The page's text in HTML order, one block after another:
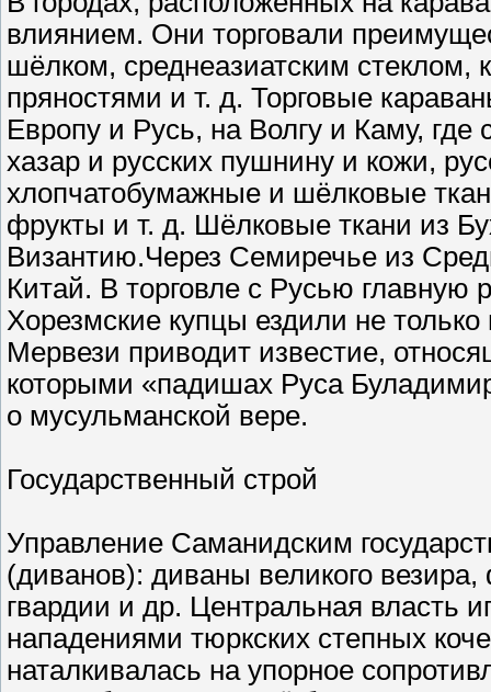
влиянием. Они торговали
шёлком, среднеазиатским
пряностями и т. д. Торговые
Европу и Русь, на Волгу и Каму, где
хазар и русских пушнину и кожи,
хлопчатобумажные и шёлковые
фрукты и т. д. Шёлковые ткани из
Византию.Через Семиречье из
Китай. В торговле с Русью главную
Хорезмские купцы ездили не
Мервези приводит известие,
которыми «падишах Руса
о мусульманской вере.
Государственный строй
Управление Саманидским
(диванов): диваны великого
гвардии и др. Центральная власть
нападениями тюркских степных
наталкивалась на упорное